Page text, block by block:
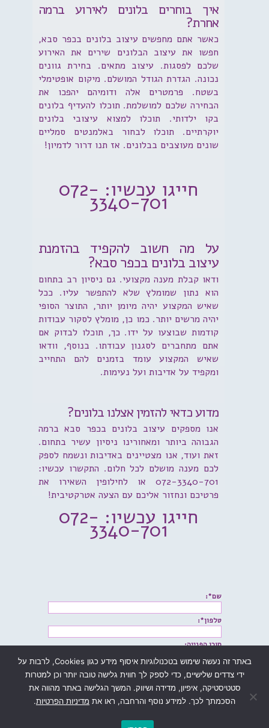
איך בוחרים בלונים לאירוע ברמה
אחרת?
כאשר אתם מחפשים עיצוב בלונים בכפר סבא,
חפשו את עיצוב הבלונים שירים את האירוע
שלכם לפסגות. עיצוב מתאים. בחירת גוונים
נכונה. הגדרת הגודל המושלם. מיקום אופטימלי
בשטח. פרמטרים אלה ודומיהם יהפכו את
הבחירה שלכם למושלמת. תוכלו להעדיף בלונים
בקו ילדותי. תוכלו למצוא עיצובי בלונים
יוקרתיים. תוכלו לבחור באלמנטים סמליים
שונים מעוצבים בבלונים. אז תנו דרור לדמיון!
חייגו עכשיו: 072-
3340-701
על מה חשוב להקפיד בהזמנת
עיצוב בלונים בכפר סבא?
ודאו קבלת מענה מקצועי. גם ניסיון רב בתחום
הוא נתון שמומלץ שלא להתפשר עליו. ככל
שאיש המקצוע יהיה מיומן יותר, התוצר הסופי
יהיה מרשים יותר. כמו כן, מומלץ לסקור עבודות
קודמות שבוצעו על ידו. כך, תוכלו לבדוק אם
אתם מתחברים לסגנון עבודתו. בנוסף, וודאו
שאיש המקצוע עומד בזמנים להם התחייב
ומקפיד על אדיבות ועל נעימות.
מדוע כדאי להזמין אצלנו בלונים?
אנו מספקים עיצוב בלונים בכפר סבא ברמה
הגבוהה ביותר ומאחורינו ניסיון עשיר בתחום.
זאת ועוד, אנו מצטיינים באדיבות ונשמח לספק
לכם מענה מושלם לכל חלום. התקשרו עכשיו:
072-3340-701 או לחילופין השאירו את
פרטיכם ונחזור אליכם עם הצעה אטרקטיבית!
חייגו עכשיו: 072-
3340-701
שם*:
טלפון*:
תוכן הפנייה:
באתר זה נעשה שימוש בטכנולוגיות איסוף מידע כגון Cookies, לרבות על
ידי צדדים שלישיים, כדי לספק לך חווית גלישה טובה יותר וכן למטרות
סטטיסטיקה, איפיון, מדידה ושיווק. המשך הגלישה באתר מהווה את
הסכמתך לכך. למידע נוסף והרחבה, ראו את מדיניות הפרטיות.